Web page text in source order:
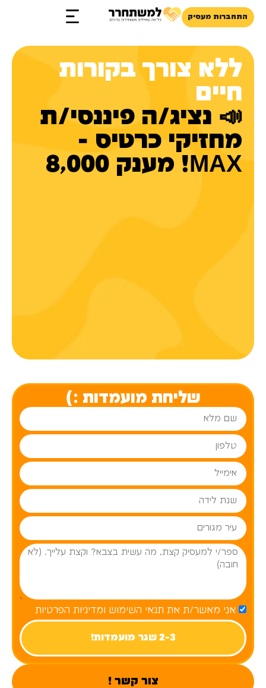
התחברות מעסיק
ללא צורך בקורות
חיים
📣 נציג/ה פיננסי/ת
מחזיקי כרטיס -
MAX! מענק 8,000
שליחת מועמדות :)
אני מאשר/ת את תנאי השימוש ומדיניות הפרטיות
2-3 שגר מועמדות!
צור קשר !